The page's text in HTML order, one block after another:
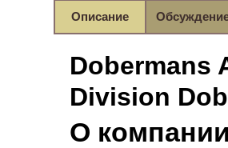
Описание
Dobermans
Division
О